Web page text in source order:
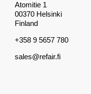
Atomitie 1
00370 Helsinki
Finland
+358 9 5657 780
sales@refair.fi